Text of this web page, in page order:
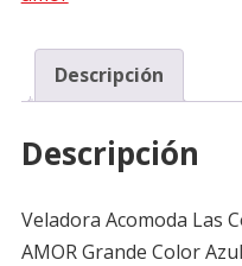
Color
Azul
Rojo
Descripción
Descripción
Veladora Acomoda Las
AMOR Grande Color